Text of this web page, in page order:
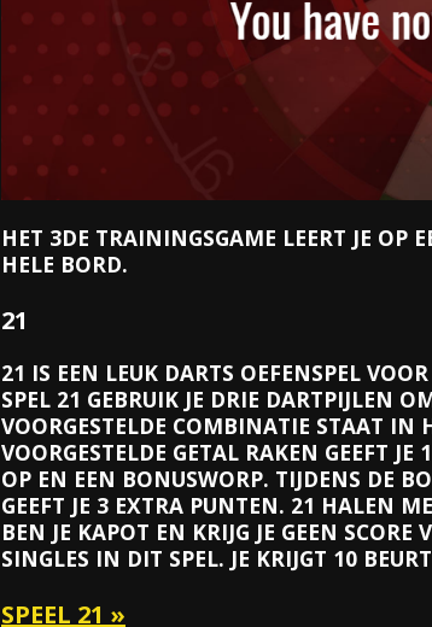
HET 3DE TRAININGSGAME LEERT JE OP
HELE BORD.
21
21 IS EEN LEUK DARTS OEFENSPEL
SPEL 21 GEBRUIK JE DRIE DARTPIJLEN
VOORGESTELDE COMBINATIE STAAT IN
VOORGESTELDE GETAL RAKEN GEEFT
OP EN EEN BONUSWORP. TIJDENS DE
GEEFT JE 3 EXTRA PUNTEN. 21 HALEN
BEN JE KAPOT EN KRIJG JE GEEN
SINGLES IN DIT SPEL. JE KRIJGT 10
SPEEL 21 »